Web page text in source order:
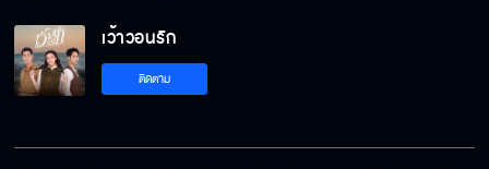
เว้าวอนรัก
ติดตาม